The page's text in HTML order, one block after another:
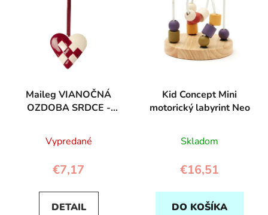
Maileg VIANOČNÁ
OZDOBA SRDCE -
Vypredané
€7,17
DETAIL
Kid Concept Mini
motorický labyrint Neo
Skladom
€16,51
DO KOŠÍKA